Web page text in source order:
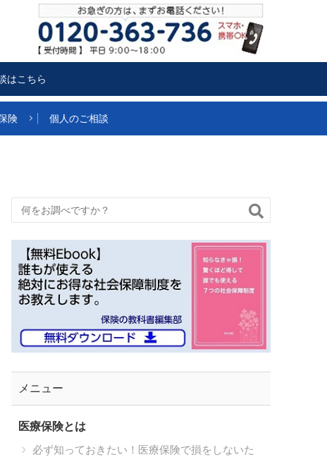
はこちら
険 個人のご相談
メニュー
医療保険とは
必ず知っておきたい！医療保険で損をしないた